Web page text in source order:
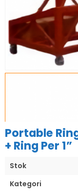
Portable
+ Ring Per 1”
Stok
Kategori